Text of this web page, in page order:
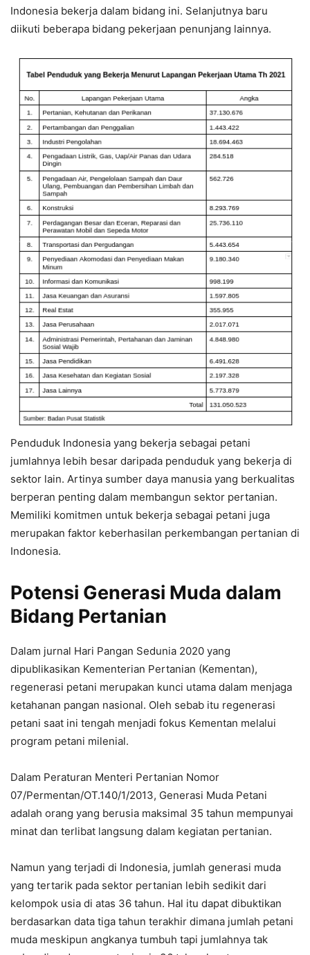
Indonesia bekerja dalam bidang ini. Selanjutnya baru
diikuti beberapa bidang pekerjaan penunjang lainnya.
Penduduk Indonesia yang bekerja sebagai petani
jumlahnya lebih besar daripada penduduk yang bekerja di
sektor lain. Artinya sumber daya manusia yang berkualitas
berperan penting dalam membangun sektor pertanian.
Memiliki komitmen untuk bekerja sebagai petani juga
merupakan faktor keberhasilan perkembangan pertanian di
Indonesia.
Potensi Generasi Muda dalam
Bidang Pertanian
Dalam jurnal Hari Pangan Sedunia 2020 yang
dipublikasikan Kementerian Pertanian (Kementan),
regenerasi petani merupakan kunci utama dalam menjaga
ketahanan pangan nasional. Oleh sebab itu regenerasi
petani saat ini tengah menjadi fokus Kementan melalui
program petani milenial.
Dalam Peraturan Menteri Pertanian Nomor
07/Permentan/OT.140/1/2013, Generasi Muda Petani
adalah orang yang berusia maksimal 35 tahun mempunyai
minat dan terlibat langsung dalam kegiatan pertanian.
Namun yang terjadi di Indonesia, jumlah generasi muda
yang tertarik pada sektor pertanian lebih sedikit dari
kelompok usia di atas 36 tahun. Hal itu dapat dibuktikan
berdasarkan data tiga tahun terakhir dimana jumlah petani
muda meskipun angkanya tumbuh tapi jumlahnya tak